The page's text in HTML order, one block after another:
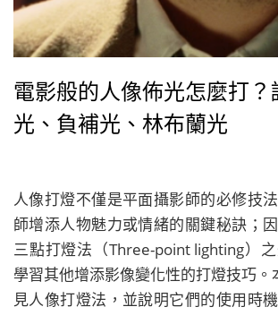
電影般的人像佈光怎麼打？
光、負補光、林布蘭光
人像打燈不僅是平面攝影師的必修技
師增添人物魅力或情緒的關鍵秘訣；
三點打燈法（Three-point lighting）
學習其他增添影像變化性的打燈技巧。
見人像打燈法，並說明它們的使用時